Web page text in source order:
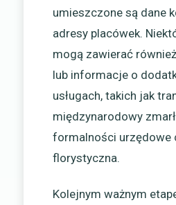
umieszczone są dane
adresy placówek.
mogą zawierać
lub informacje o
usługach, takich jak
międzynarodowy
formalności urzędowe
florystyczna.
Kolejnym ważnym